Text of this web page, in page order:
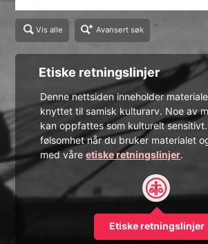
Vis alle Avansert søk
Etiske retningslinjer
Denne nettsiden inneholder
knyttet til samisk kulturarv. Noe av
kan oppfattes som kulturelt
følsomhet når du bruker materialet
med våreetiske retningslinjer.
Etiske retningslinjer